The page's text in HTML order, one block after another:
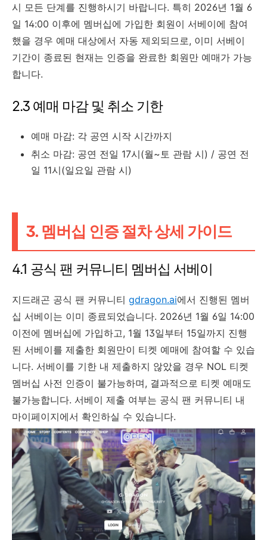
시 모든 단계를 진행하시기 바랍니다. 특히 2026년 1월 6
일 14:00 이후에 멤버십에 가입한 회원이 서베이에 참여
했을 경우 예매 대상에서 자동 제외되므로, 이미 서베이
기간이 종료된 현재는 인증을 완료한 회원만 예매가 가능
합니다.
2.3 예매 마감 및 취소 기한
예매 마감: 각 공연 시작 시간까지
취소 마감: 공연 전일 17시(월~토 관람 시) / 공연 전
일 11시(일요일 관람 시)
3. 멤버십 인증 절차 상세 가이드
4.1 공식 팬 커뮤니티 멤버십 서베이
지드래곤 공식 팬 커뮤니티 gdragon.ai에서 진행된 멤버
십 서베이는 이미 종료되었습니다. 2026년 1월 6일 14:00
이전에 멤버십에 가입하고, 1월 13일부터 15일까지 진행
된 서베이를 제출한 회원만이 티켓 예매에 참여할 수 있습
니다. 서베이를 기한 내 제출하지 않았을 경우 NOL 티켓
멤버십 사전 인증이 불가능하며, 결과적으로 티켓 예매도
불가능합니다. 서베이 제출 여부는 공식 팬 커뮤니티 내
마이페이지에서 확인하실 수 있습니다.